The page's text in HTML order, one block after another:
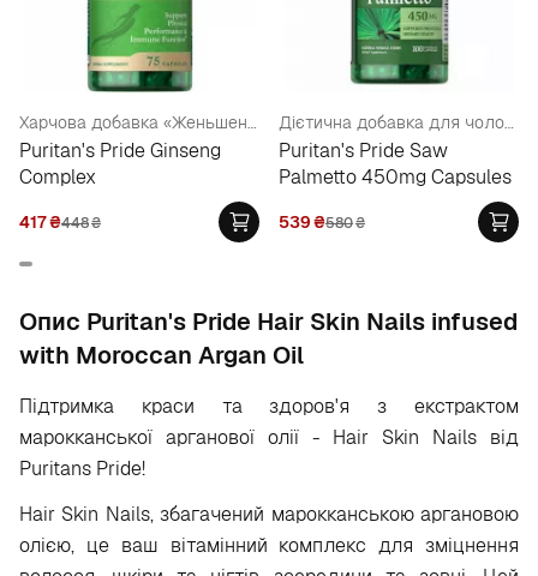
Харчова добавка «Женьшень комплекс»
Puritan's Pride Ginseng
Complex
417₴448₴
Дієтична добавка для чоловіків
Puritan's Pride Saw
Palmetto 450mg Capsules
539₴580₴
Опис Puritan's Pride Hair Skin Nails infused
with Moroccan Argan Oil
Підтримка краси та здоров'я з екстрактом
марокканської арганової олії - Hair Skin Nails від
Puritans Pride!
Hair Skin Nails, збагачений марокканською аргановою
олією, це ваш вітамінний комплекс для зміцнення